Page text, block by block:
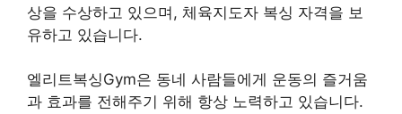
상을 수상하고 있으며, 체육지도자 복싱 자격을 보
유하고 있습니다.
엘리트복싱Gym은 동네 사람들에게 운동의 즐거움
과 효과를 전해주기 위해 항상 노력하고 있습니다.